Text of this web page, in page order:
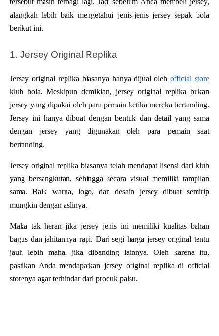
alangkah lebih baik mengetahui jenis-jenis jersey sepak bola
berikut ini.
1. Jersey Original Replika
Jersey original replika biasanya hanya dijual oleh official store
klub bola. Meskipun demikian, jersey original replika bukan
jersey yang dipakai oleh para pemain ketika mereka bertanding.
Jersey ini hanya dibuat dengan bentuk dan detail yang sama
dengan jersey yang digunakan oleh para pemain saat
bertanding.
Jersey original replika biasanya telah mendapat lisensi dari klub
yang bersangkutan, sehingga secara visual memiliki tampilan
sama. Baik warna, logo, dan desain jersey dibuat semirip
mungkin dengan aslinya.
Maka tak heran jika jersey jenis ini memiliki kualitas bahan
bagus dan jahitannya rapi. Dari segi harga jersey original tentu
jauh lebih mahal jika dibanding lainnya. Oleh karena itu,
pastikan Anda mendapatkan jersey original replika di official
storenya agar terhindar dari produk palsu.